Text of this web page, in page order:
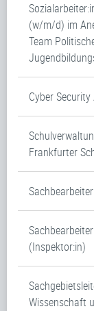
(w/m/d) im
Team
Cyber
Frankfurter
(Inspektor:in)
Wissenschaft